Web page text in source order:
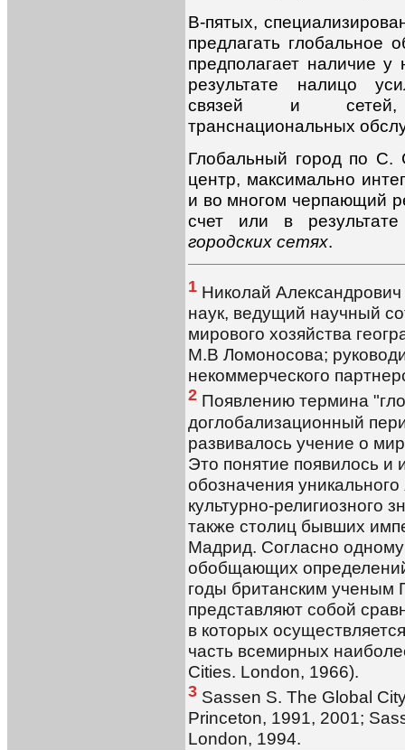
В-пятых,
предлагать глобальное
предполагает наличие
результате налицо
связей и сетей,
транснациональных
Глобальный город по С.
центр, максимально
и во многом черпающий
счет или в
городских сетях.
1 Николай
наук, ведущий научный
мирового хозяйства
М.В Ломоносова;
некоммерческого
2 Появлению термина
доглобализационный
развивалось учение о
Это понятие появилось и
обозначения
культурно-религиозного
также столиц бывших
Мадрид. Согласно
обобщающих
годы британским
представляют собой
в которых
часть всемирных
Cities. London, 1966).
3 Sassen S. The Global
Princeton, 1991, 2001;
London, 1994.